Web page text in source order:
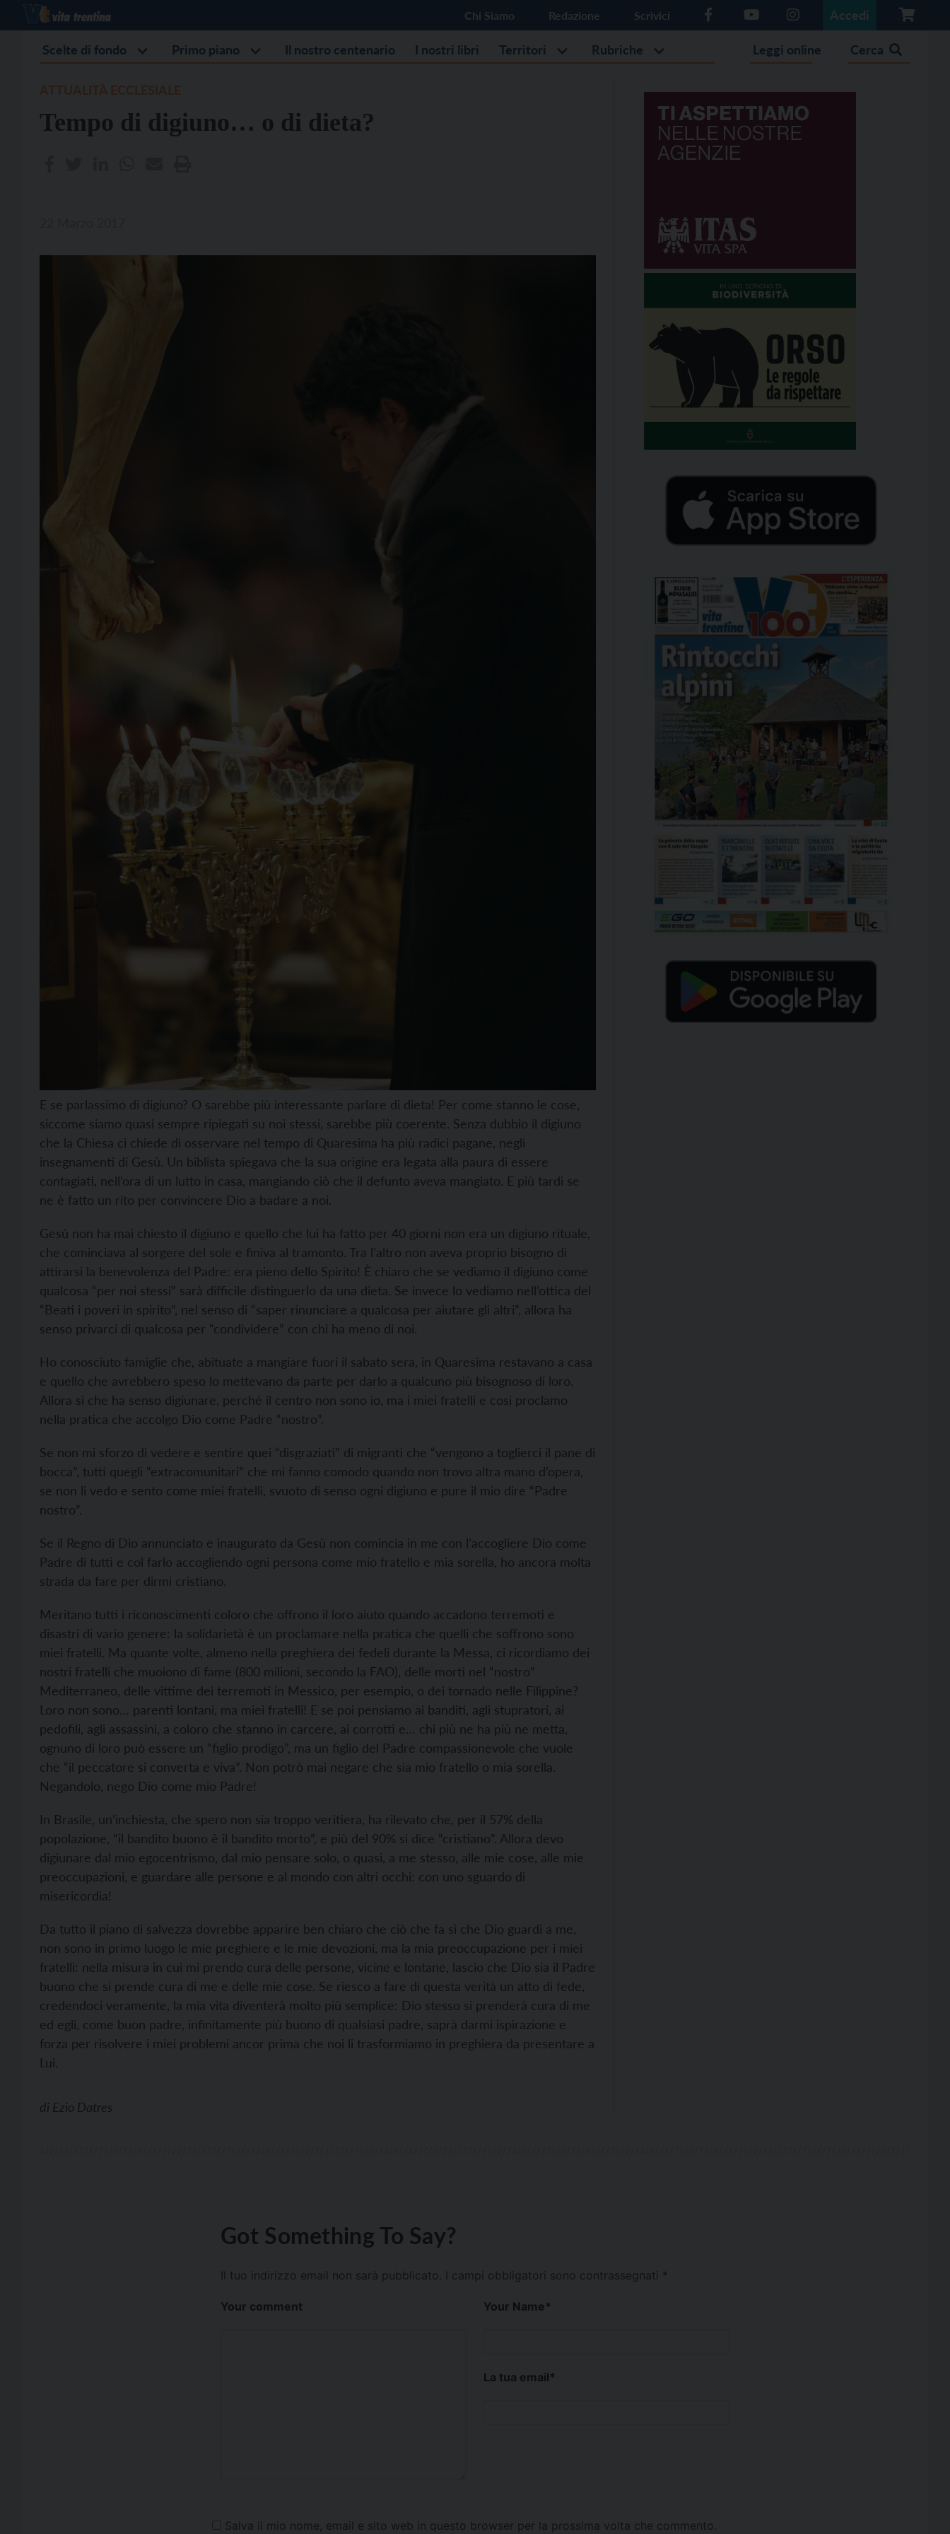
Chi Siamo Redazione Scrivici Accedi
Scelte di fondo Primo piano Il nostro centenario I nostri libri Territori Rubriche Leggi online Cerca
Tempo di digiuno… o di dieta?
E se parlassimo di digiuno? O sarebbe più interessante parlare di dieta! Per come stanno le cose,
siccome siamo quasi sempre ripiegati su noi stessi, sarebbe più coerente. Senza dubbio il digiuno
che la Chiesa ci chiede di osservare nel tempo di Quaresima ha più radici pagane, negli
insegnamenti di Gesù. Un biblista spiegava che la sua origine era legata alla paura di essere
contagiati, nell’ora di un lutto in casa, mangiando ciò che il defunto aveva mangiato. E più tardi se
ne è fatto un rito per convincere Dio a badare a noi.
Gesù non ha mai chiesto il digiuno e quello che lui ha fatto per 40 giorni non era un digiuno rituale,
che cominciava al sorgere del sole e finiva al tramonto. Tra l’altro non aveva proprio bisogno di
attirarsi la benevolenza del Padre: era pieno dello Spirito! È chiaro che se vediamo il digiuno come
qualcosa “per noi stessi” sarà difficile distinguerlo da una dieta. Se invece lo vediamo nell’ottica del
“Beati i poveri in spirito”, nel senso di “saper rinunciare a qualcosa per aiutare gli altri”, allora ha
senso privarci di qualcosa per “condividere” con chi ha meno di noi.
Ho conosciuto famiglie che, abituate a mangiare fuori il sabato sera, in Quaresima restavano a casa
e quello che avrebbero speso lo mettevano da parte per darlo a qualcuno più bisognoso di loro.
Allora sì che ha senso digiunare, perché il centro non sono io, ma i miei fratelli e cosi proclamo
nella pratica che accolgo Dio come Padre “nostro”.
Se non mi sforzo di vedere e sentire quei “disgraziati” di migranti che “vengono a toglierci il pane di
bocca”, tutti quegli “extracomunitari” che mi fanno comodo quando non trovo altra mano d’opera,
se non li vedo e sento come miei fratelli, svuoto di senso ogni digiuno e pure il mio dire “Padre
nostro”.
Se il Regno di Dio annunciato e inaugurato da Gesù non comincia in me con l’accogliere Dio come
Padre di tutti e col farlo accogliendo ogni persona come mio fratello e mia sorella, ho ancora molta
strada da fare per dirmi cristiano.
Meritano tutti i riconoscimenti coloro che offrono il loro aiuto quando accadono terremoti e
disastri di vario genere: la solidarietà è un proclamare nella pratica che quelli che soffrono sono
miei fratelli. Ma quante volte, almeno nella preghiera dei fedeli durante la Messa, ci ricordiamo dei
nostri fratelli che muoiono di fame (800 milioni, secondo la FAO), delle morti nel “nostro”
Mediterraneo, delle vittime dei terremoti in Messico, per esempio, o dei tornado nelle Filippine?
Loro non sono… parenti lontani, ma miei fratelli! E se poi pensiamo ai banditi, agli stupratori, ai
pedofili, agli assassini, a coloro che stanno in carcere, ai corrotti e… chi più ne ha più ne metta,
ognuno di loro può essere un “figlio prodigo”, ma un figlio del Padre compassionevole che vuole
che “il peccatore si converta e viva”. Non potrò mai negare che sia mio fratello o mia sorella.
Negandolo, nego Dio come mio Padre!
In Brasile, un’inchiesta, che spero non sia troppo veritiera, ha rilevato che, per il 57% della
popolazione, “il bandito buono è il bandito morto”, e più del 90% si dice “cristiano”. Allora devo
digiunare dal mio egocentrismo, dal mio pensare solo, o quasi, a me stesso, alle mie cose, alle mie
preoccupazioni, e guardare alle persone e al mondo con altri occhi: con uno sguardo di
misericordia!
Da tutto il piano di salvezza dovrebbe apparire ben chiaro che ciò che fa sì che Dio guardi a me,
non sono in primo luogo le mie preghiere e le mie devozioni, ma la mia preoccupazione per i miei
fratelli: nella misura in cui mi prendo cura delle persone, vicine e lontane, lascio che Dio sia il Padre
buono che si prende cura di me e delle mie cose. Se riesco a fare di questa verità un atto di fede,
credendoci veramente, la mia vita diventerà molto più semplice: Dio stesso si prenderà cura di me
ed egli, come buon padre, infinitamente più buono di qualsiasi padre, saprà darmi ispirazione e
forza per risolvere i miei problemi ancor prima che noi li trasformiamo in preghiera da presentare a
Lui.
di Ezio Datres
Got Something To Say?
Il tuo indirizzo email non sarà pubblicato. I campi obbligatori sono contrassegnati *
Your comment Your Name*
La tua email*
Salva il mio nome, email e sito web in questo browser per la prossima volta che commento.